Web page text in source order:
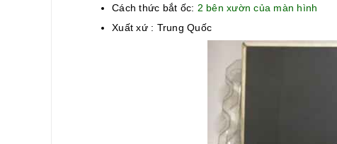
Cách thức bắt ốc: 2 bên xườn của màn hình
Xuất xứ : Trung Quốc